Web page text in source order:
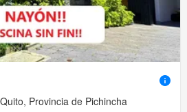
Provincia de Pichincha